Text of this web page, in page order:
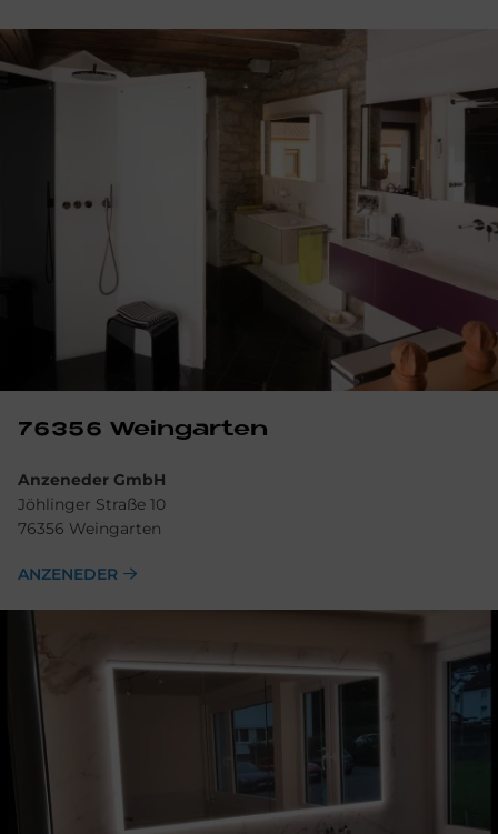
76356 Wein­gar­ten
Anzeneder GmbH
Jöhlinger Straße 10
76356 Weingarten
ANZENEDER